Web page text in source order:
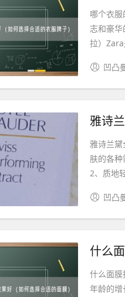
哪个衣
志和豪
拉）
凹凸
雅诗
雅诗兰
肤的各
2、质地
凹凸
什么
什么面
年龄的